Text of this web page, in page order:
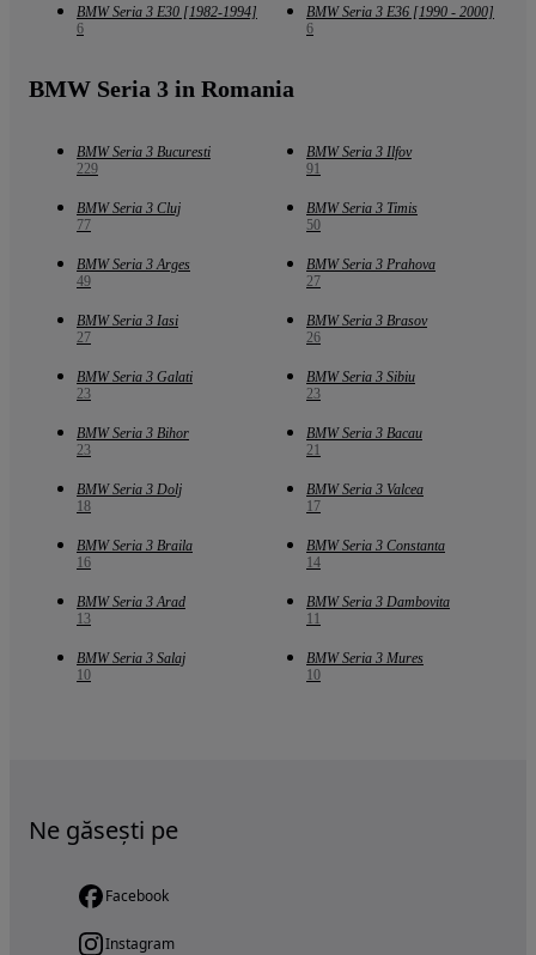
BMW Seria 3 E30 [1982-1994]
6
BMW Seria 3 E36 [1990 - 2000]
6
BMW Seria 3 in Romania
BMW Seria 3 Bucuresti
229
BMW Seria 3 Ilfov
91
BMW Seria 3 Cluj
77
BMW Seria 3 Timis
50
BMW Seria 3 Arges
49
BMW Seria 3 Prahova
27
BMW Seria 3 Iasi
27
BMW Seria 3 Brasov
26
BMW Seria 3 Galati
23
BMW Seria 3 Sibiu
23
BMW Seria 3 Bihor
23
BMW Seria 3 Bacau
21
BMW Seria 3 Dolj
18
BMW Seria 3 Valcea
17
BMW Seria 3 Braila
16
BMW Seria 3 Constanta
14
BMW Seria 3 Arad
13
BMW Seria 3 Dambovita
11
BMW Seria 3 Salaj
10
BMW Seria 3 Mures
10
Ne găsești pe
Facebook
Instagram